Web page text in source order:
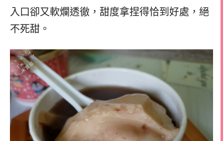
入口卻又軟爛透徹，甜度拿捏得恰到好處，絕
不死甜。